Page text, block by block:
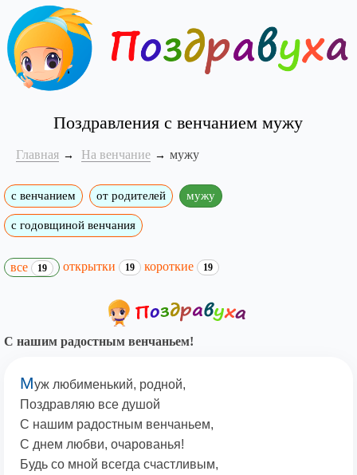
Поздравления с венчанием мужу
Главная На венчание мужу
с венчанием от родителей мужу
с годовщиной венчания
все 19 открытки 19 короткие 19
С нашим радостным венчаньем!
Муж любименький, родной,
Поздравляю все душой
С нашим радостным венчаньем,
С днем любви, очарованья!
Будь со мной всегда счастливым,